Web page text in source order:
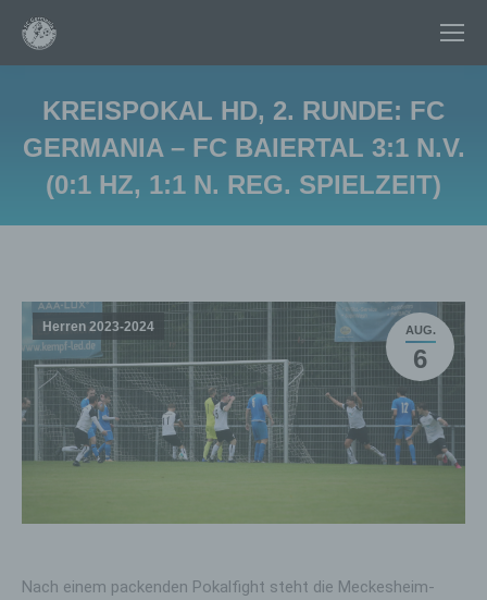
KREISPOKAL HD, 2. RUNDE: FC
GERMANIA – FC BAIERTAL 3:1 N.V.
(0:1 HZ, 1:1 N. REG. SPIELZEIT)
AUG.
6
Herren 2023-2024
Nach einem packenden Pokalfight steht die Meckesheim-